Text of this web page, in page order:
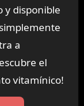
y disponible
a
el
vitamínico!